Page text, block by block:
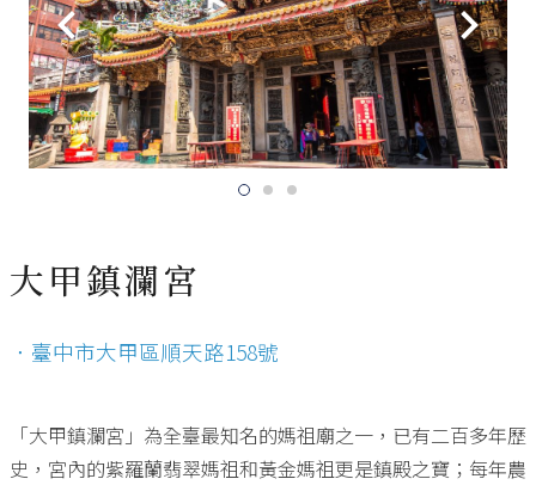
大甲鎮瀾宮
．臺中市大甲區順天路158號
「大甲鎮瀾宮」為全臺最知名的媽祖廟之一，已有二百多年歷
史，宮內的紫羅蘭翡翠媽祖和黃金媽祖更是鎮殿之寶；每年農